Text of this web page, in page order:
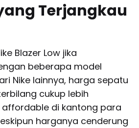
Terjangkau
Blazer Low jika
beberapa model
Nike lainnya, harga sepatu
cukup lebih
di kantong para
harganya cenderung